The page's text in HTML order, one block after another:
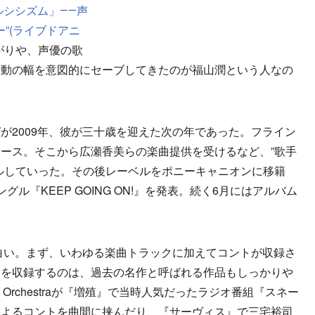
シシズム」――声
ライブドアニ
や、声優の歌
の幅を意図的にセーブしてきたのが福山潤という人なの
年、彼が三十歳を迎えた次の年であった。フライン
ス。そこから広瀬香美らの楽曲提供を受けるなど、”歌手
ていった。その後レーベルをポニーキャニオンに移籍
ル『KEEP GOING ON!』を発表。続く6月にはアルバム
まず、いわゆる楽曲トラックに加えてコントが収録さ
収録するのは、過去の名作と呼ばれる作品もしっかりや
が『増殖』で当時人気だったラジオ番組『スネー
るコントを曲間に挟んだり、『サーヴィス』で三宅裕司